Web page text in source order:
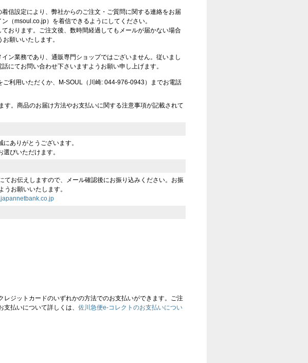
信設定により、弊社からのご注文・ご質問に関する連絡をお届
（msoul.co.jp）を着信できるようにしてください。
おります。ご注文後、数時間経過してもメールが届かない場合
願いいたします。
ン業務であり、通販専門ショップではございません。従いまし
にてお問い合わせ下さいますようお願い申し上げます。
利用いただくか、M-SOUL（川崎: 044-976-0943）までお電話
す。商品のお届け方法やお支払いに関する注意事項が記載されて
ありがとうございます。
びいただけます。
お伝えしますので、メール確認後にお振り込みください。お振
お願いいたします。
ジットカードのいずれかの方法でのお支払いができます。ご注
払いについて詳しくは、 佐川急便e-コレクトのお支払いについ